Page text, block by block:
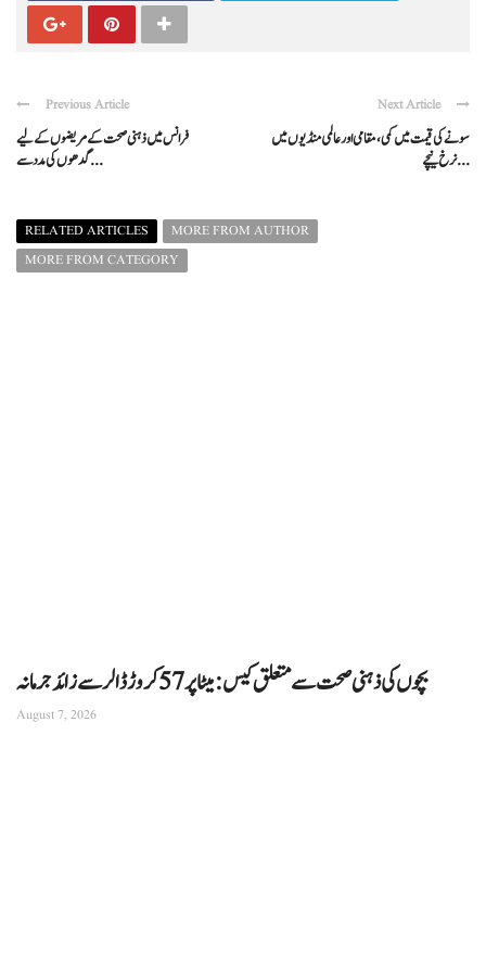
Previous Article
فرانس میں ذہنی صحت کے مریضوں کے لیے
گدھوں کی مدد سے ...
Next Article
سونے کی قیمت میں کمی، مقامی اور عالمی منڈیوں میں
نرخ نیچے ...
RELATED ARTICLES
MORE FROM AUTHOR
MORE FROM CATEGORY
بچوں کی ذہنی صحت سے متعلق کیس: میٹا پر 57 کروڑ ڈالر سے زائد جرمانہ
August 7, 2026